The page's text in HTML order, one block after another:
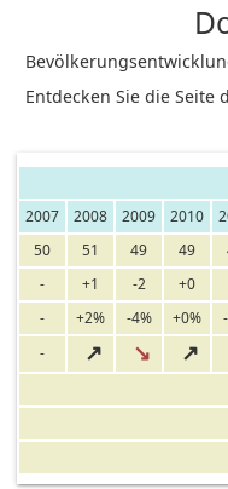
Entdecken Sie die Seite
2007
2008 2009 2010
50
51 49 49
-
+1 -2 +0
-
+2% -4% +0%
-
↗ ↘ ↗